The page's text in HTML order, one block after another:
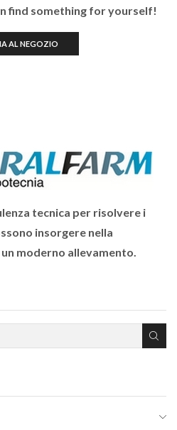
find something for yourself!
AL NEGOZIO
tecnica per risolvere i
insorgere nella
moderno allevamento.